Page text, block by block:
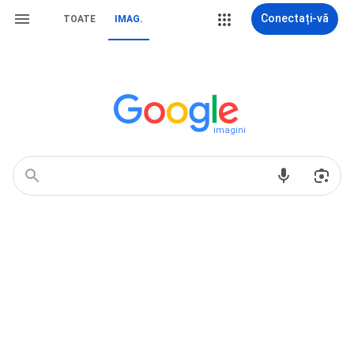
TOATE IMAG. Conectați-vă
imagini